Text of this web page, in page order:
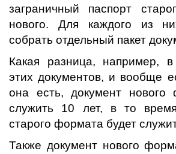
заграничный паспорт
нового. Для каждого из
собрать отдельный пакет
Какая разница, например,
этих документов, и вообще
она есть, документ нового
служить 10 лет, в то
старого формата будет
Также документ нового